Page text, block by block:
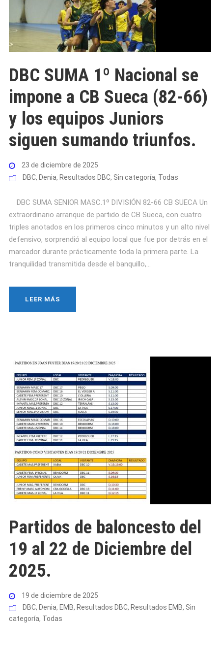
DBC SUMA 1º Nacional se
impone a CB Sueca (82-66)
y los equipos Juniors
siguen sumando triunfos.
23 de diciembre de 2025
DBC, Denia, Resultados DBC, Sin categoría, Todas
DBC SUMA SENIOR MASC.1º DIVISIÓN 82-66 CB SUECA Un
extraordinario arranque de partido de CB Sueca, con cuatro
triples anotados en los primeros cinco minutos y un alto nivel
defensivo, sorprendió al equipo local que fue por detrás en el
marcador durante prácticamente toda la primera parte. La
tranquilidad transmitida desde el banquillo,...
LEER MÁS
Partidos de baloncesto del
19 al 22 de Diciembre del
2025.
19 de diciembre de 2025
DBC, Denia, EMB, Resultados DBC, Resultados EMB, Sin
categoría, Todas